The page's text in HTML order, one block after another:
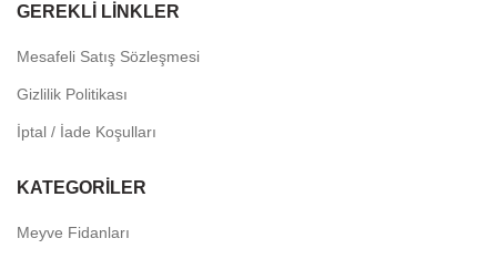
GEREKLI LINKLER
Mesafeli Satış Sözleşmesi
Gizlilik Politikası
İptal / İade Koşulları
KATEGORILER
Meyve Fidanları